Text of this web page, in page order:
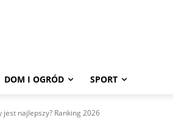
DOM I OGRÓD SPORT
jest najlepszy? Ranking 2026